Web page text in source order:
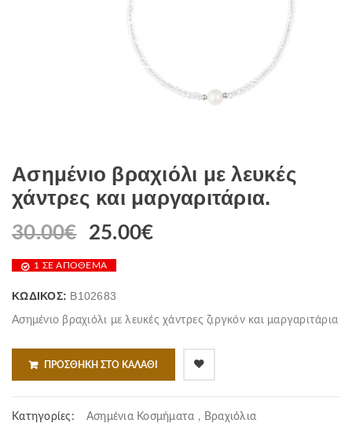
Ασημένιο βραχιόλι με λευκές
χάντρες και μαργαριτάρια.
30.00€
Original
was:
25.00€Η
1 ΣΕ ΑΠΌΘΕΜΑ
ΚΩΔΙΚΌΣ: B102683
Ασημένιο βραχιόλι με λευκές χάντρες ζιργκόν και μαργαριτάρια
ΠΡΟΣΘΉΚΗ ΣΤΟ ΚΑΛΆΘΙ
Κατηγορίες: Ασημένια Κοσμήματα , Βραχιόλια